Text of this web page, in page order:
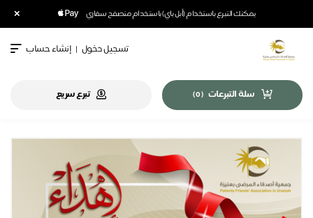
يمكنك التبرع باستخدام (أبل باي) باستخدام متصفح سفاري ×
تسجيل دخول | إنشاء حساب
سلة التبرعات (
0
) تبرع سريع